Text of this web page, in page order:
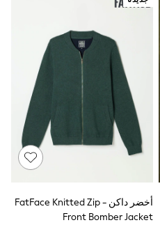
أخضر داكن - FatFace Knitted Zip
Front Bomber Jacket